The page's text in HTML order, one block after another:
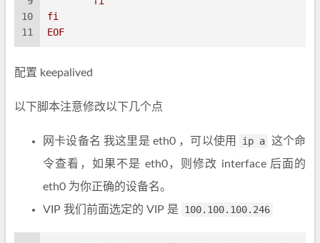
10
11
fi
EOF
配置 keepalived
以下脚本注意修改以下几个点
网卡设备名 我这里是 eth0 ，可以使用 ip a 这个命
令查看，如果不是 eth0，则修改 interface 后面的
eth0 为你正确的设备名。
VIP 我们前面选定的 VIP 是
100.100.100.246